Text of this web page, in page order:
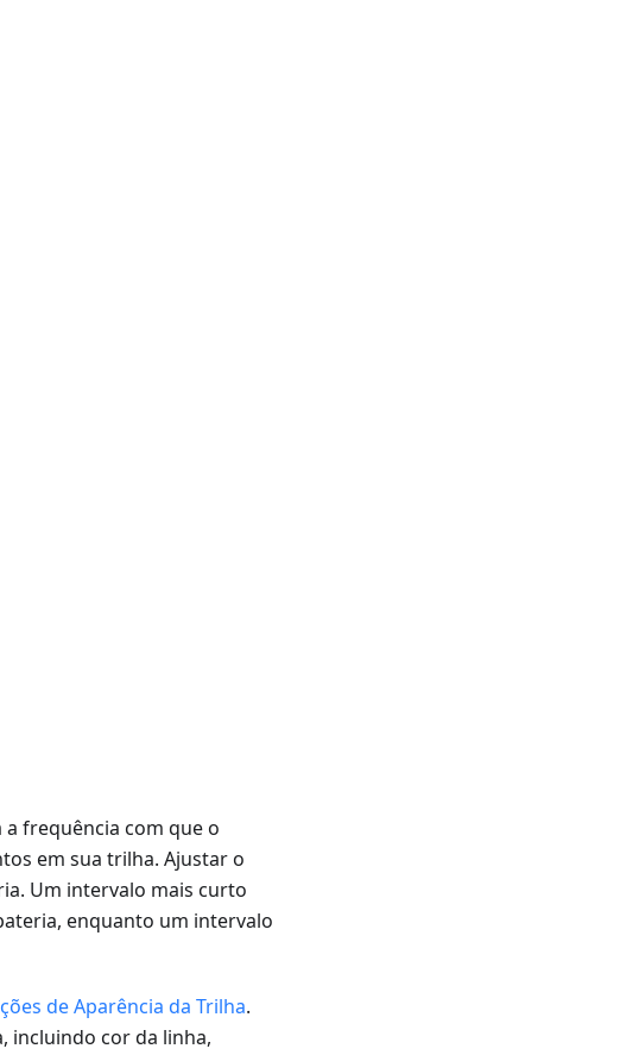
frequência com que o
em sua trilha. Ajustar o
Um intervalo mais curto
enquanto um intervalo
de Aparência da Trilha.
incluindo cor da linha,